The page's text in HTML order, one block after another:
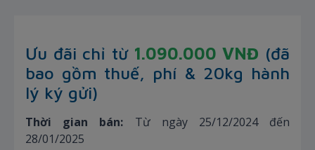
Ưu đãi chỉ từ 1.090.000 VNĐ (đã
bao gồm thuế, phí & 20kg hành
lý ký gửi)
Thời gian bán: Từ ngày 25/12/2024 đến
28/01/2025